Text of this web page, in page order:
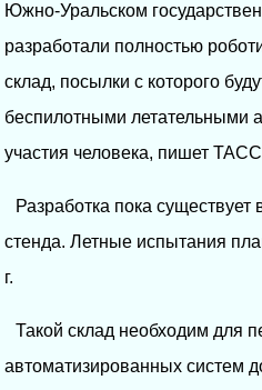
Южно-Уральском
разработали полностью
склад, посылки с которого
беспилотными летательными
участия человека, пишет
Разработка пока
стенда. Летные испытания
г.
Такой склад необходим для
автоматизированных систем